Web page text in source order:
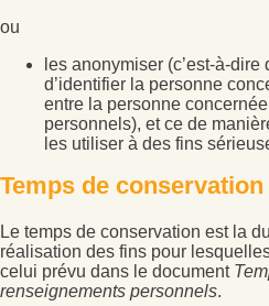
ou
les anonymiser (c’est-à-
d’identifier la personne
entre la personne
personnels), et ce de
les utiliser à des fins
Temps de conservation
Le temps de conservation est la
réalisation des fins pour
celui prévu dans le document
renseignements personnels.